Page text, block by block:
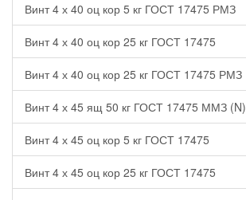
Винт 4 х 40 оц кор 5 кг ГОСТ 17475 РМЗ
Винт 4 х 40 оц кор 25 кг ГОСТ 17475
Винт 4 х 40 оц кор 25 кг ГОСТ 17475 РМЗ
Винт 4 х 45 ящ 50 кг ГОСТ 17475 ММЗ (N)
Винт 4 х 45 оц кор 5 кг ГОСТ 17475
Винт 4 х 45 оц кор 25 кг ГОСТ 17475